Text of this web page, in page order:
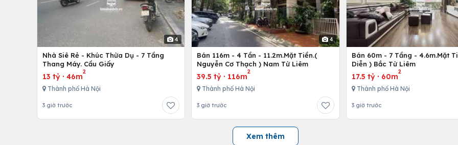
4
Nhà Siê Rẻ - Khúc Thừa Dụ - 7 Tầng
Thang Máy. Cầu Giấy
13 tỷ · 46m
2
Thành phố Hà Nội
3 giờ trước
4
Bán 116m - 4 Tần - 11.2m.Mặt Tiền.(
Nguyễn Cơ Thạch ) Nam Từ Liêm
39.5 tỷ · 116m
2
Thành phố Hà Nội
3 giờ trước
Bán 60m - 7 Tầng - 4.6m.Mặt
Diễn ) Bắc Từ Liêm
17.5 tỷ· 60m
2
Thành phố Hà Nội
3 giờ trước
Xem thêm